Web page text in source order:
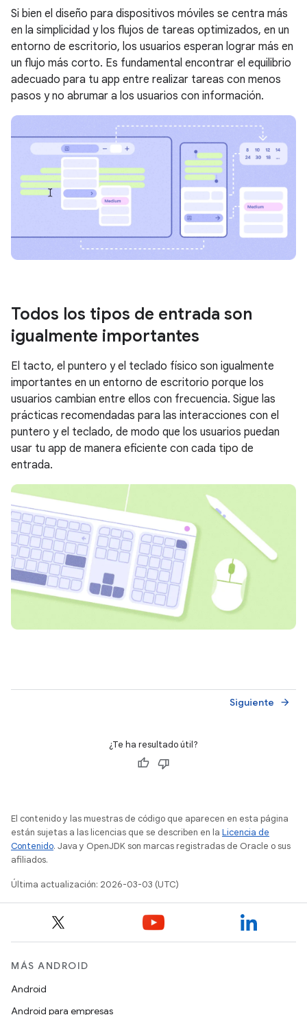
Si bien el diseño para dispositivos móviles se centra más
en la simplicidad y los flujos de tareas optimizados, en un
entorno de escritorio, los usuarios esperan lograr más en
un flujo más corto. Es fundamental encontrar el equilibrio
adecuado para tu app entre realizar tareas con menos
pasos y no abrumar a los usuarios con información.
Todos los tipos de entrada son
igualmente importantes
El tacto, el puntero y el teclado físico son igualmente
importantes en un entorno de escritorio porque los
usuarios cambian entre ellos con frecuencia. Sigue las
prácticas recomendadas para las interacciones con el
puntero y el teclado, de modo que los usuarios puedan
usar tu app de manera eficiente con cada tipo de
entrada.
Siguiente arrow_forward
¿Te ha resultado útil?
El contenido y las muestras de código que aparecen en esta página
están sujetas a las licencias que se describen en la Licencia de
Contenido. Java y OpenJDK son marcas registradas de Oracle o sus
afiliados.
Última actualización: 2026-03-03 (UTC)
MÁS ANDROID
Android
Android para empresas